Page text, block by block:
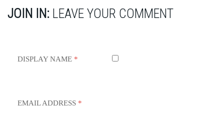
JOIN IN: LEAVE YOUR COMMENT
DISPLAY NAME *
EMAIL ADDRESS *